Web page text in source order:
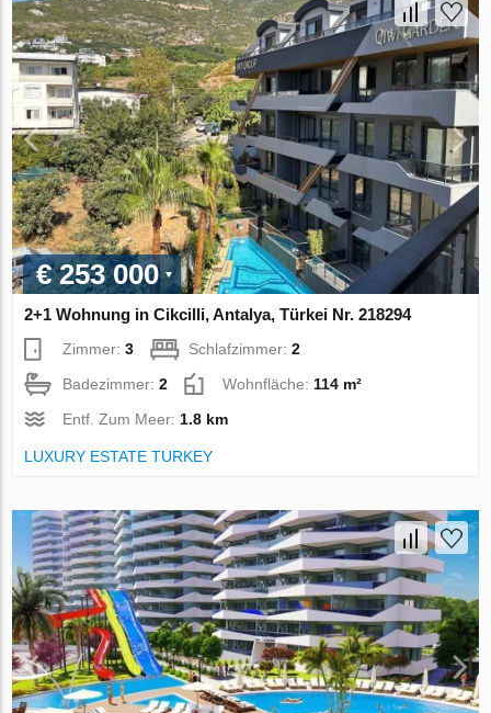
€ 253 000
2+1 Wohnung in Cikcilli, Antalya, Türkei Nr. 218294
Zimmer:3 Schlafzimmer:2
Badezimmer:2 Wohnfläche: 114 m²
Entf. Zum Meer: 1.8 km
LUXURY ESTATE TURKEY